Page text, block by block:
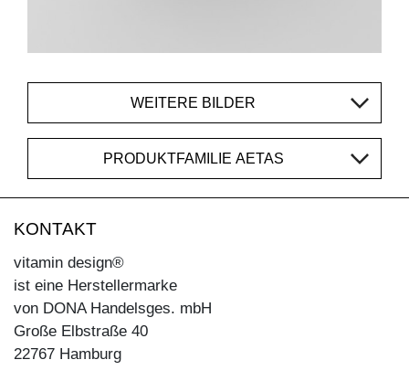
WEITERE BILDER
PRODUKTFAMILIE AETAS
KONTAKT
vitamin design®
ist eine Herstellermarke
von DONA Handelsges. mbH
Große Elbstraße 40
22767 Hamburg